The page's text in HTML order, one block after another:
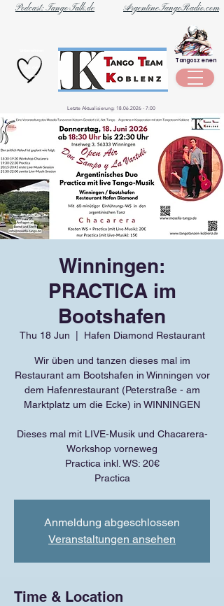
ArgentineTangoRadio.com
Podcast: Tango-Talk.de
Szene
Tangoszenen
Letzte Aktualisierung: 18.06.2026 - 7:00
Winningen:
PRACTICA im
Bootshafen
Thu 18 Jun Hafen Diamond Restaurant
Wir üben und tanzen dieses mal im
Restaurant am Bootshafen in Winningen vor
dem Hafenrestaurant (Peterstraße - am
Marktplatz um die Ecke) in WINNINGEN
Dieses mal mit LIVE-Musik und Chacarera-
Workshop vorneweg
Practica inkl. WS: 20€
Practica
Anmeldung abgeschlossen
Veranstaltungen ansehen
Time & Location